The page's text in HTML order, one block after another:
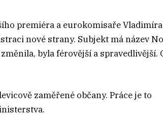
premiéra a eurokomisaře Vladimíra
nové strany. Subjekt má název
byla férovější a spravedlivější.
zaměřené občany. Práce je to